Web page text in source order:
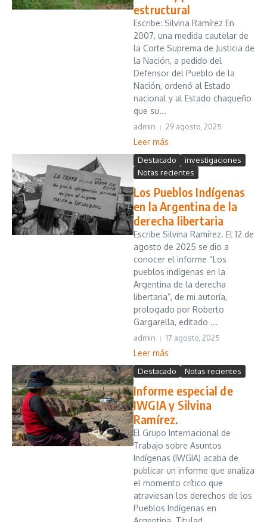
estructural
Escribe: Silvina Ramírez En
2007, una medida cautelar de
la Corte Suprema de Justicia de
la Nación, a pedido del
Defensor del Pueblo de la
Nación, ordenó al Estado
nacional y al Estado chaqueño
que su...
admin 29 agosto, 2025
Leer más
Destacado
investigaciones
Notas recientes
Los Pueblos Indígenas
en la Argentina de la
derecha libertaria
Escribe Silvina Ramírez. El 12 de
agosto de 2025 se dio a
conocer el informe “Los
pueblos indígenas en la
Argentina de la derecha
libertaria”, de mi autoría,
prologado por Roberto
Gargarella, editado ...
admin 17 agosto, 2025
Leer más
Destacado Notas recientes
Informe especial de
IWGIA y Silvina
Ramírez.
El Grupo Internacional de
Trabajo sobre Asuntos
Indígenas (IWGIA) acaba de
publicar un informe que analiza
el momento crítico que
atraviesan los derechos de los
Pueblos Indígenas en